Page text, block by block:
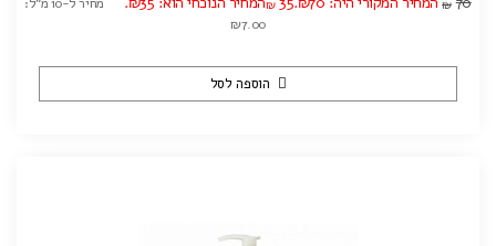
₪
₪
מחיר ל-10 מ"ל:
₪7.00
הוספה לסל